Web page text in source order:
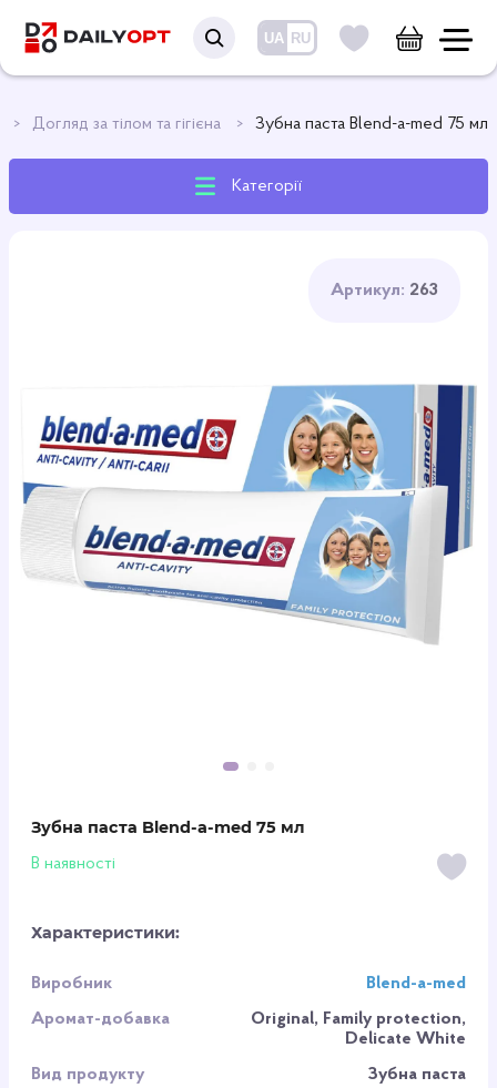
UA RU
Догляд за тілом та гігієна Зубна паста Blend-a-med 75 мл
Категорії
Артикул: 263
Зубна паста Blend-a-med 75 мл
В наявності
Характеристики:
Виробник
Blend-a-med
Аромат-добавка
Original, Family protection,
Delicate White
Вид продукту
Зубна паста